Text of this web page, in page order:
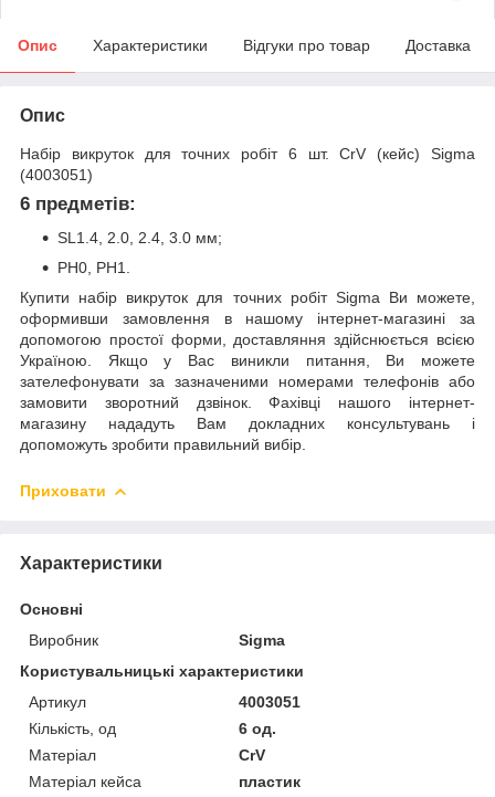
Опис Характеристики Відгуки про товар Доставка
Опис
Набір викруток для точних робіт 6 шт. CrV (кейс) Sigma
(4003051)
6 предметів:
SL1.4, 2.0, 2.4, 3.0 мм;
PH0, PH1.
Купити набір викруток для точних робіт Sigma Ви можете,
оформивши замовлення в нашому інтернет-магазині за
допомогою простої форми, доставляння здійснюється всією
Україною. Якщо у Вас виникли питання, Ви можете
зателефонувати за зазначеними номерами телефонів або
замовити зворотний дзвінок. Фахівці нашого інтернет-
магазину нададуть Вам докладних консультувань і
допоможуть зробити правильний вибір.
Приховати
Характеристики
Основні
Виробник
Sigma
Користувальницькі характеристики
Артикул
4003051
Кількість, од
6 од.
Матеріал
CrV
Матеріал кейса
пластик